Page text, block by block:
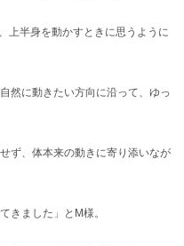
ました！
上半身を動かすときに思うように
然に動きたい方向に沿って、ゆっ
ず、体本来の動きに寄り添いなが
きました」とM様。